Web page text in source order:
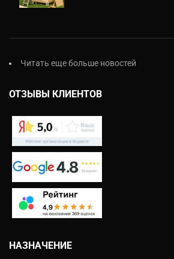
Читать еще больше новостей
ОТЗЫВЫ КЛИЕНТОВ
НАЗНАЧЕНИЕ